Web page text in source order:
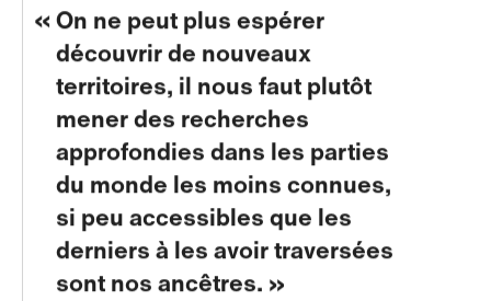
On ne peut plus espérer
découvrir de nouveaux
territoires, il nous faut plutôt
mener des recherches
approfondies dans les parties
du monde les moins connues,
si peu accessibles que les
derniers à les avoir traversées
sont nos ancêtres.